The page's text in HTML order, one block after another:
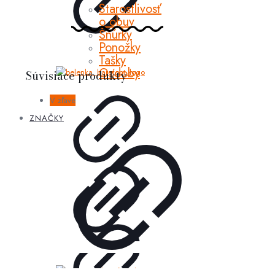
Starostlivosť
o obuv
Šnúrky
Ponožky
Tašky
Ozdoby
ZNAČKY
Súvisiace produkty
V zľave